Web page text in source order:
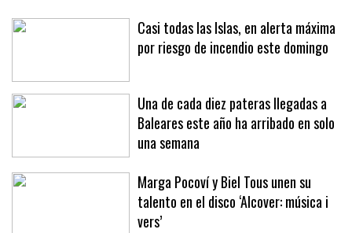
Casi todas las Islas, en alerta máxima
por riesgo de incendio este domingo
Una de cada diez pateras llegadas a
Baleares este año ha arribado en solo
una semana
Marga Pocoví y Biel Tous unen su
talento en el disco ‘Alcover: música i
vers’